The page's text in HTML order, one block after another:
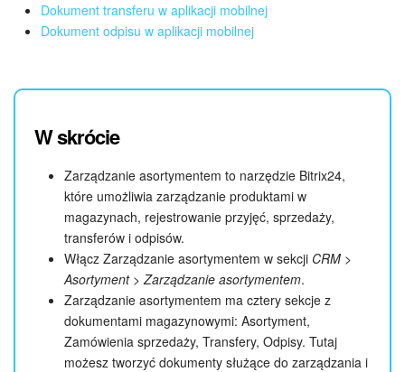
Dokument transferu w aplikacji mobilnej
Dokument odpisu w aplikacji mobilnej
W skrócie
Zarządzanie asortymentem to narzędzie Bitrix24,
które umożliwia zarządzanie produktami w
magazynach, rejestrowanie przyjęć, sprzedaży,
transferów i odpisów.
Włącz Zarządzanie asortymentem w sekcji CRM >
Asortyment > Zarządzanie asortymentem.
Zarządzanie asortymentem ma cztery sekcje z
dokumentami magazynowymi: Asortyment,
Zamówienia sprzedaży, Transfery, Odpisy. Tutaj
możesz tworzyć dokumenty służące do zarządzania i